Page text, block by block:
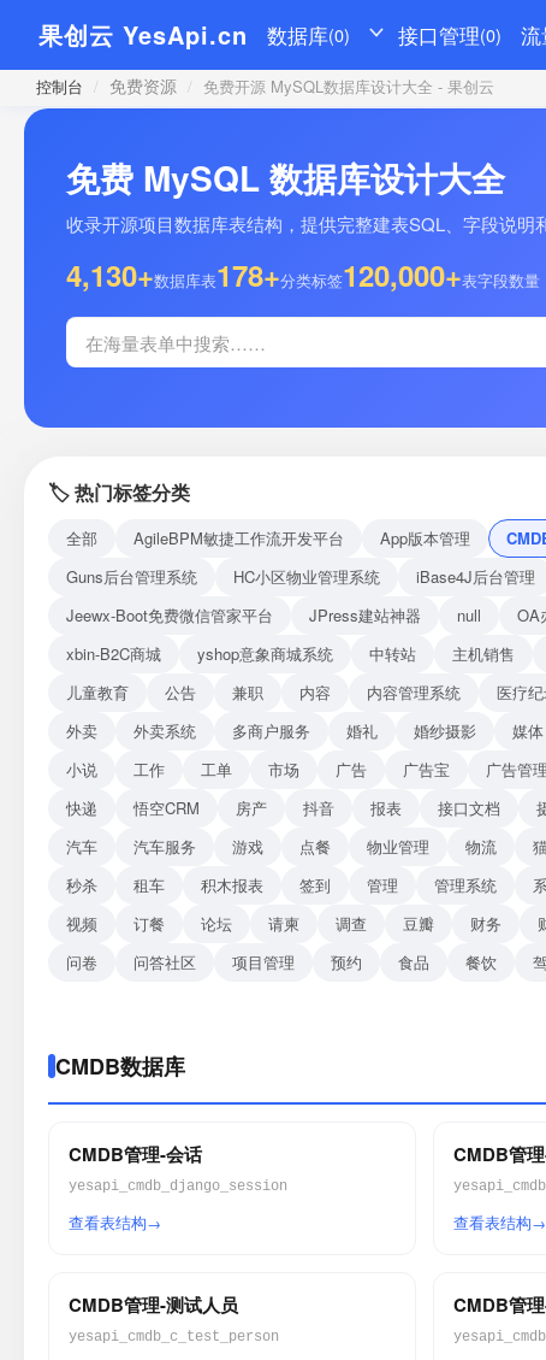
果创云 YesApi.cn 数据库(0) 接口管理(0)
控制台 / 免费资源 / 免费开源 MySQL数据库设计大全 - 果创云
免费 MySQL 数据库设计大全
收录开源项目数据库表结构，提供完整建表SQL、字段说明
4,130+数据库表178+分类标签120,000+表字段数量
🏷️ 热门标签分类
全部 AgileBPM敏捷工作流开发平台 App版本管理
Guns后台管理系统
HC小区物业管理系统 iBase4J后台管理
Jeewx-Boot免费微信管家平台
JPress建站神器 null OA
xbin-B2C商城
yshop意象商城系统 中转站 主机销售
儿童教育
公告 兼职 内容 内容管理系统 医疗
外卖
外卖系统 多商户服务 婚礼 婚纱摄影 媒体
小说
工作 工单 市场 广告 广告宝 广告管理
快递
悟空CRM 房产 抖音 报表 接口文档
汽车
汽车服务 游戏 点餐 物业管理 物流
秒杀
租车 积木报表 签到 管理 管理系统
视频
订餐 论坛 请柬 调查 豆瓣 财务
问卷
问答社区 项目管理 预约 食品 餐饮
CMDB数据库
CMDB管理-会话
yesapi_cmdb_django_session
查看表结构
CMDB管
查看表结构
CMDB管理-测试人员
yesapi_cmdb_c_test_person
CMDB管